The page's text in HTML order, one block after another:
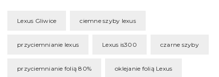
Lexus Gliwice ciemne szyby lexus
przyciemnianie lexus Lexus is300 czarne szyby
przyciemnianie folią 80% oklejanie folią Lexus